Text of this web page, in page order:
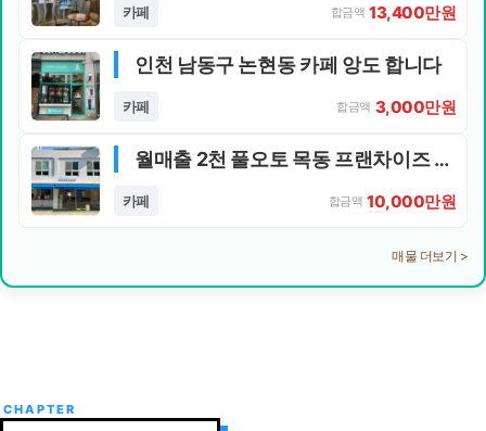
카페 합금액 13,400만원
인천 남동구 논현동 카페 앙도 합니다
카페 합금액 3,000만원
월매출 2천 풀오토 목동 프랜차이즈 카페 양도양수
카페 합금액 10,000만원
매물 더보기 >